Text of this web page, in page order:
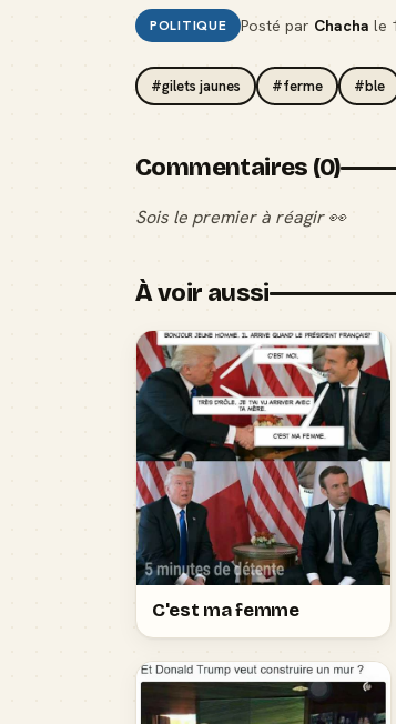
POLITIQUE Posté par Chacha le
#gilets jaunes #ferme #ble
Commentaires (0)
Sois le premier à réagir 👀
À voir aussi
C'est ma femme